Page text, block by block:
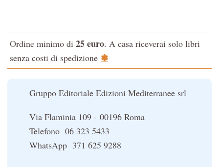
La Cabala
Il potere del serpente
Ordine minimo di 25 euro. A casa riceverai solo libri
senza costi di spedizione ✽
Gruppo Editoriale Edizioni Mediterranee srl
Via Flaminia 109 - 00196 Roma
Telefono 06 323 5433
WhatsApp 371 625 9288